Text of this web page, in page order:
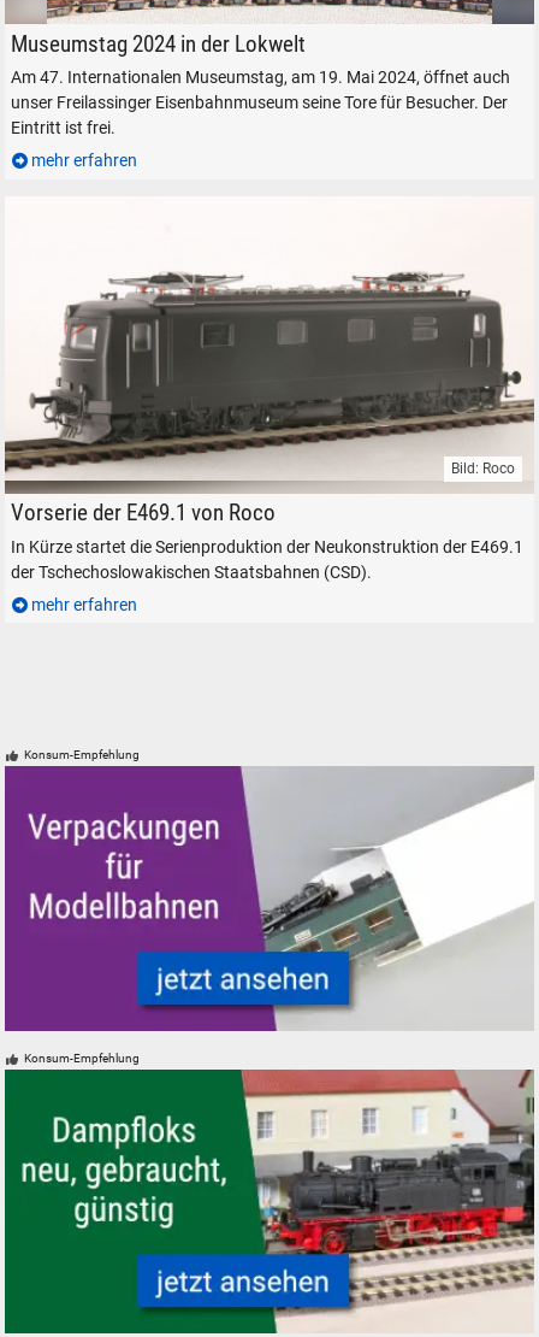
Der Ringlokschuppen der Lokwelt Freilassing.
Museumstag 2024 in der Lokwelt
Am 47. Internationalen Museumstag, am 19. Mai 2024, öffnet auch
unser Freilassinger Eisenbahnmuseum seine Tore für Besucher. Der
Eintritt ist frei.
mehr erfahren
Roco H0-Modell Elektrolokomotive CSD E 469.1
Bild: Roco
Vorserie der E469.1 von Roco
In Kürze startet die Serienproduktion der Neukonstruktion der E469.1
der Tschechoslowakischen Staatsbahnen (CSD).
mehr erfahren
Konsum-Empfehlung
Konsum-Empfehlung
alles
Suche ...
suchen